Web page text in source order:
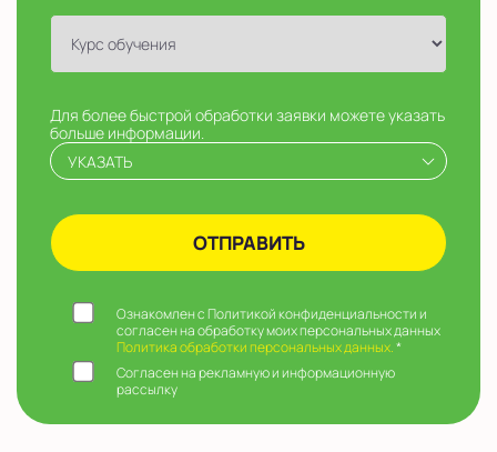
Для более быстрой обработки заявки можете указать
больше информации.
УКАЗАТЬ
Ознакомлен с Политикой конфиденциальности и
согласен на обработку моих персональных данных
Политика обработки персональных данных.*
Согласен на рекламную и информационную
рассылку